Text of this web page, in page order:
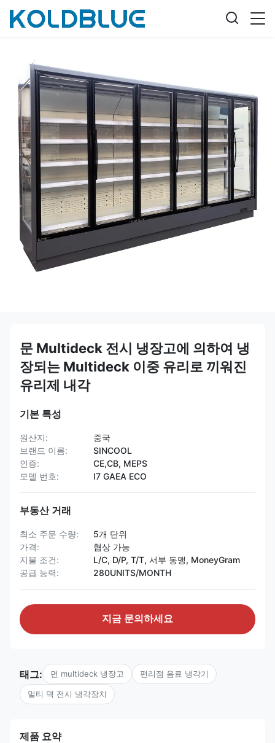
문 Multideck 전시 냉장고에 의하여 냉
장되는 Multideck 이중 유리로 끼워진
유리제 내각
기본 특성
원산지:
중국
브랜드 이름:
SINCOOL
인증:
CE,CB, MEPS
모델 번호:
I7 GAEA ECO
부동산 거래
최소 주문 수량:
5개 단위
가격:
협상 가능
지불 조건:
L/C, D/P, T/T, 서부 동맹, MoneyGram
공급 능력:
280UNITS/MONTH
지금 문의하세요
태그: 먼 multideck 냉장고 편리점 음료 냉각기
멀티 덱 전시 냉각장치
제품 요약